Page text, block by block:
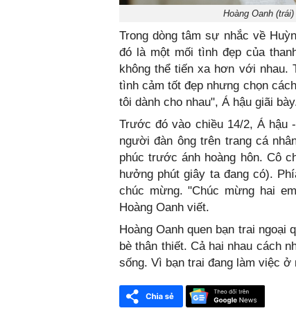
Hoàng Oanh
Trong dòng tâm sự nhắc về
đó là một mối tình đẹp của
không thể tiến xa hơn với nhau.
tình cảm tốt đẹp nhưng chọn
tôi dành cho nhau", Á hậu giãi
Trước đó vào chiều 14/2, Á hậu
người đàn ông trên trang cá
phúc trước ánh hoàng hôn. Cô
hưởng phút giây ta đang có).
chúc mừng. "Chúc mừng hai
Hoàng Oanh viết.
Hoàng Oanh quen bạn trai ngoại
bè thân thiết. Cả hai nhau cách
sống. Vì bạn trai đang làm việc ở